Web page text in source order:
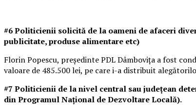
#6 Politicienii solicită de la oameni de afaceri
publicitate, produse alimentare etc)
Florin Popescu, președinte PDL Dâmbovița a fost
valoare de 485.500 lei, pe care i-a distribuit
#7 Politicienii de la nivel central sau județean
din Programul Național de Dezvoltare Locală).